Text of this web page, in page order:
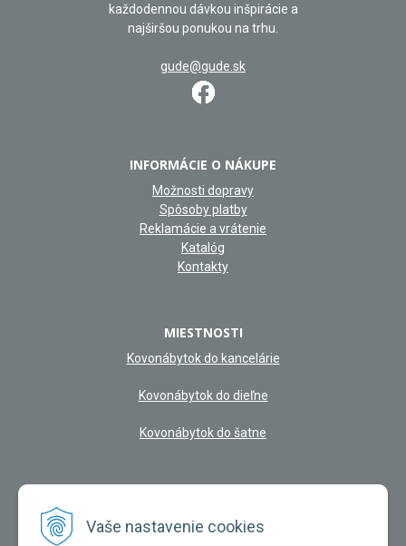
Vaše nastavenie cookies
každodennou dávkou inšpirácie a
najširšou ponukou na trhu.
gude@gude.sk
INFORMÁCIE O NÁKUPE
Možnosti dopravy
Spôsoby platby
Reklamácie a vrátenie
Katalóg
Kontakty
MIESTNOSTI
Kovonábytok do kancelárie
Kovonábytok do dieľne
Kovonábytok do šatne